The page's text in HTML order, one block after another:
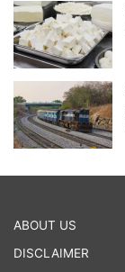
ABOUT US
DISCLAIMER